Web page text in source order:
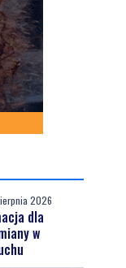
2026
dla
w